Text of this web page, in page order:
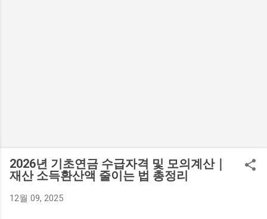
2026년 기초연금 수급자격 및 모의계산｜
재산 소득환산액 줄이는 법 총정리
12월 09, 2025